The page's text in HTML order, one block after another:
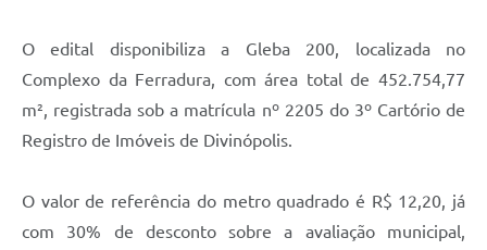
O edital disponibiliza a Gleba 200, localizada no
Complexo da Ferradura, com área total de 452.754,77
m², registrada sob a matrícula nº 2205 do 3º Cartório de
Registro de Imóveis de Divinópolis.
O valor de referência do metro quadrado é R$ 12,20, já
com 30% de desconto sobre a avaliação municipal,